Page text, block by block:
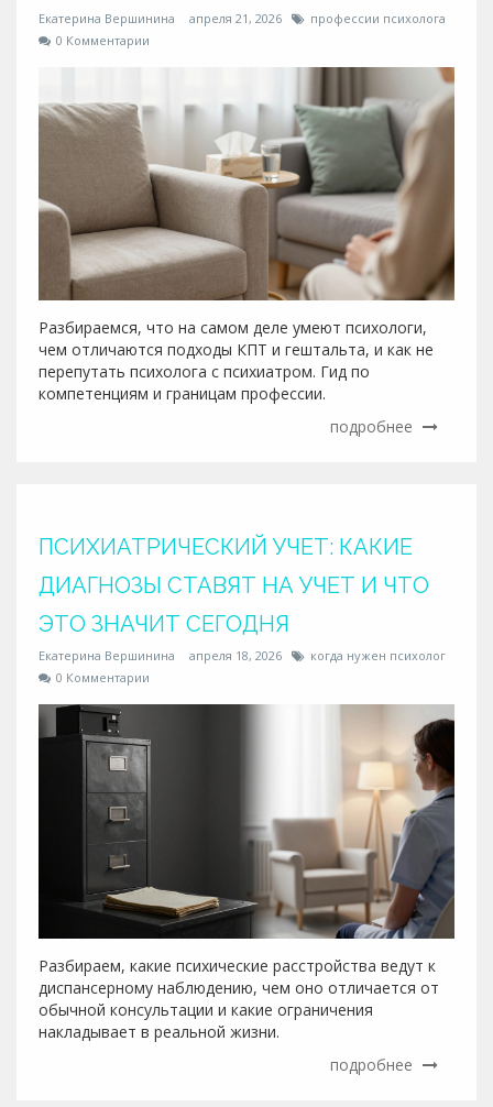
Екатерина Вершинина апреля 21, 2026
профессии психолога
0 Комментарии
Разбираемся, что на самом деле умеют психологи,
чем отличаются подходы КПТ и гештальта, и как не
перепутать психолога с психиатром. Гид по
компетенциям и границам профессии.
подробнее
ПСИХИАТРИЧЕСКИЙ УЧЕТ: КАКИЕ
ДИАГНОЗЫ СТАВЯТ НА УЧЕТ И ЧТО
ЭТО ЗНАЧИТ СЕГОДНЯ
Екатерина Вершинина апреля 18, 2026
когда нужен психолог
0 Комментарии
Разбираем, какие психические расстройства ведут к
диспансерному наблюдению, чем оно отличается от
обычной консультации и какие ограничения
накладывает в реальной жизни.
подробнее